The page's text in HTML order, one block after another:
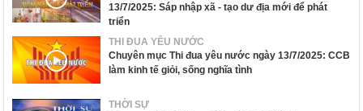
13/7/2025: Sáp nhập xã - tạo dư địa mới để phát
triển
THI ĐUA YÊU NƯỚC
Chuyên mục Thi đua yêu nước ngày 13/7/2025: CCB
làm kinh tế giỏi, sống nghĩa tình
THỜI SỰ